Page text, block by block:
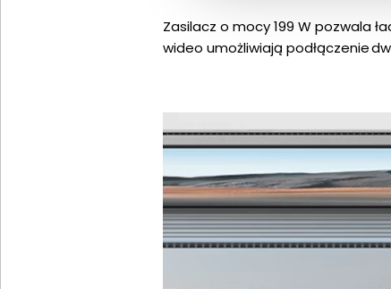
Zasilacz o mocy 199 W pozwala
wideo umożliwiają podłączenie